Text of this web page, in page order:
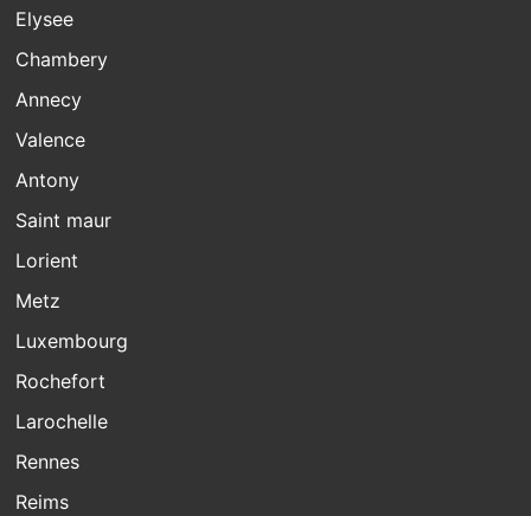
Elysee
Chambery
Annecy
Valence
Antony
Saint maur
Lorient
Metz
Luxembourg
Rochefort
Larochelle
Rennes
Reims